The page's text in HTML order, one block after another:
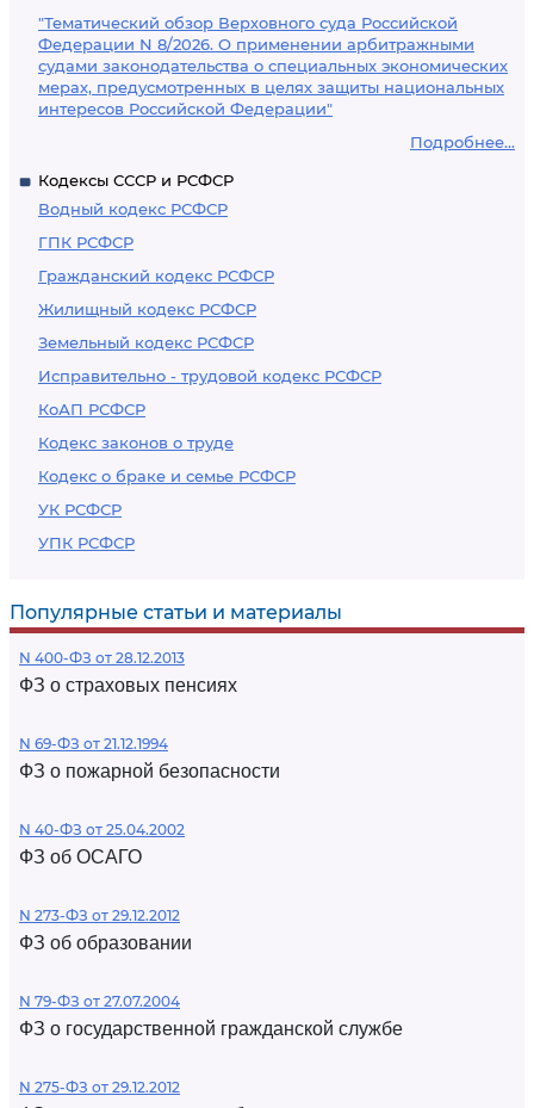
"Тематический обзор Верховного суда Российской
Федерации N 8/2026. О применении арбитражными
судами законодательства о специальных экономических
мерах, предусмотренных в целях защиты национальных
интересов Российской Федерации"
Подробнее...
Кодексы СССР и РСФСР
Водный кодекс РСФСР
ГПК РСФСР
Гражданский кодекс РСФСР
Жилищный кодекс РСФСР
Земельный кодекс РСФСР
Исправительно - трудовой кодекс РСФСР
КоАП РСФСР
Кодекс законов о труде
Кодекс о браке и семье РСФСР
УК РСФСР
УПК РСФСР
Популярные статьи и материалы
N 400-ФЗ от 28.12.2013
ФЗ о страховых пенсиях
N 69-ФЗ от 21.12.1994
ФЗ о пожарной безопасности
N 40-ФЗ от 25.04.2002
ФЗ об ОСАГО
N 273-ФЗ от 29.12.2012
ФЗ об образовании
N 79-ФЗ от 27.07.2004
ФЗ о государственной гражданской службе
N 275-ФЗ от 29.12.2012